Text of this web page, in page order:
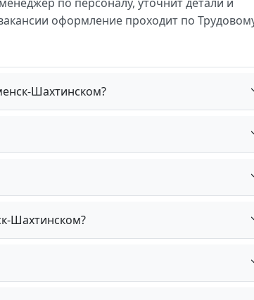
по персоналу, уточнит детали и
оформление проходит по Трудовому
Шахтинском?
Шахтинском?